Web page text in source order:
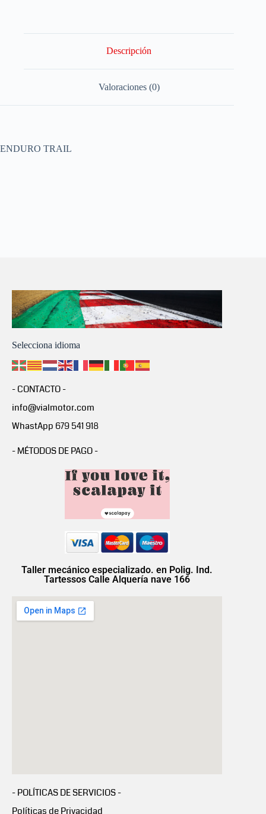
Descripción
Valoraciones (0)
ENDURO TRAIL
Selecciona idioma
- CONTACTO -
info@vialmotor.com
WhastApp 679 541 918
- MÉTODOS DE PAGO -
Taller mecánico especializado. en Polig. Ind.
Tartessos Calle Alquería nave 166
- POLÍTICAS DE SERVICIOS -
Políticas de Privacidad